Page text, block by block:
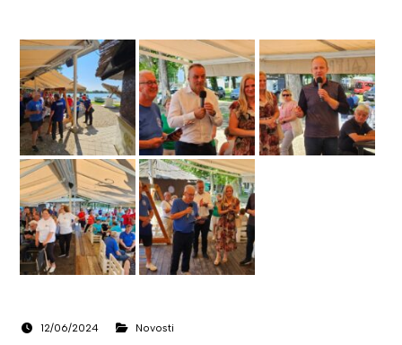
12/06/2024 Novosti